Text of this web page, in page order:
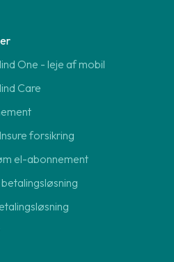
One - leje af mobil
Care
forsikring
el-abonnement